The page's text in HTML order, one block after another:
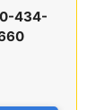
434-